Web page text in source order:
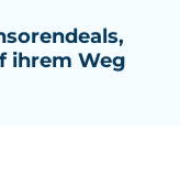
ihrem Weg